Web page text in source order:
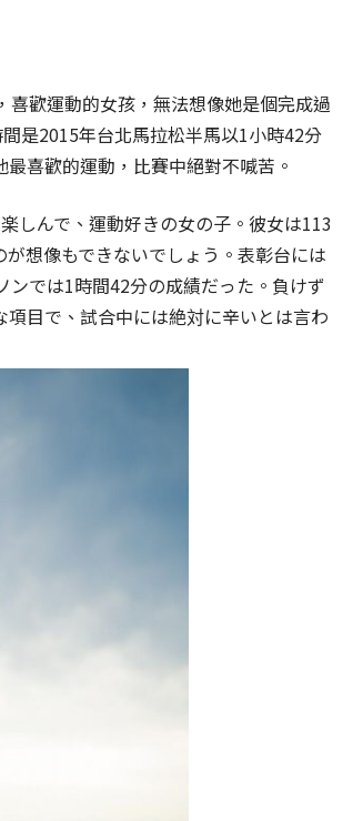
歡運動的女孩，無法想像她是個完成過
是2015年台北馬拉松半馬以1小時42分
喜歡的運動，比賽中絕對不喊苦。
しんで、運動好きの女の子。彼女は113
想像もできないでしょう。表彰台には
では1時間42分の成績だった。負けず
目で、試合中には絶対に辛いとは言わ